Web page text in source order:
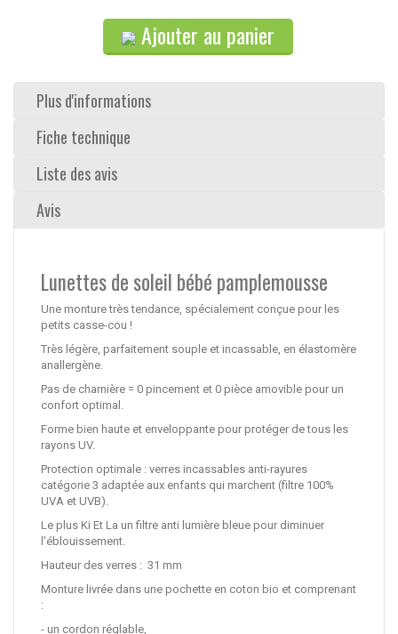
Ajouter au panier
Plus d'informations
Fiche technique
Liste des avis
Avis
Lunettes de soleil bébé pamplemousse
Une monture très tendance, spécialement conçue pour les
petits casse-cou !
Très légère, parfaitement souple et incassable, en élastomère
anallergène.
Pas de charnière = 0 pincement et 0 pièce amovible pour un
confort optimal.
Forme bien haute et enveloppante pour protéger de tous les
rayons UV.
Protection optimale : verres incassables anti-rayures
catégorie 3 adaptée aux enfants qui marchent (filtre 100%
UVA et UVB).
Le plus Ki Et La un filtre anti lumière bleue pour diminuer
l'éblouissement.
Hauteur des verres : 31 mm
Monture livrée dans une pochette en coton bio et comprenant
:
- un cordon réglable,